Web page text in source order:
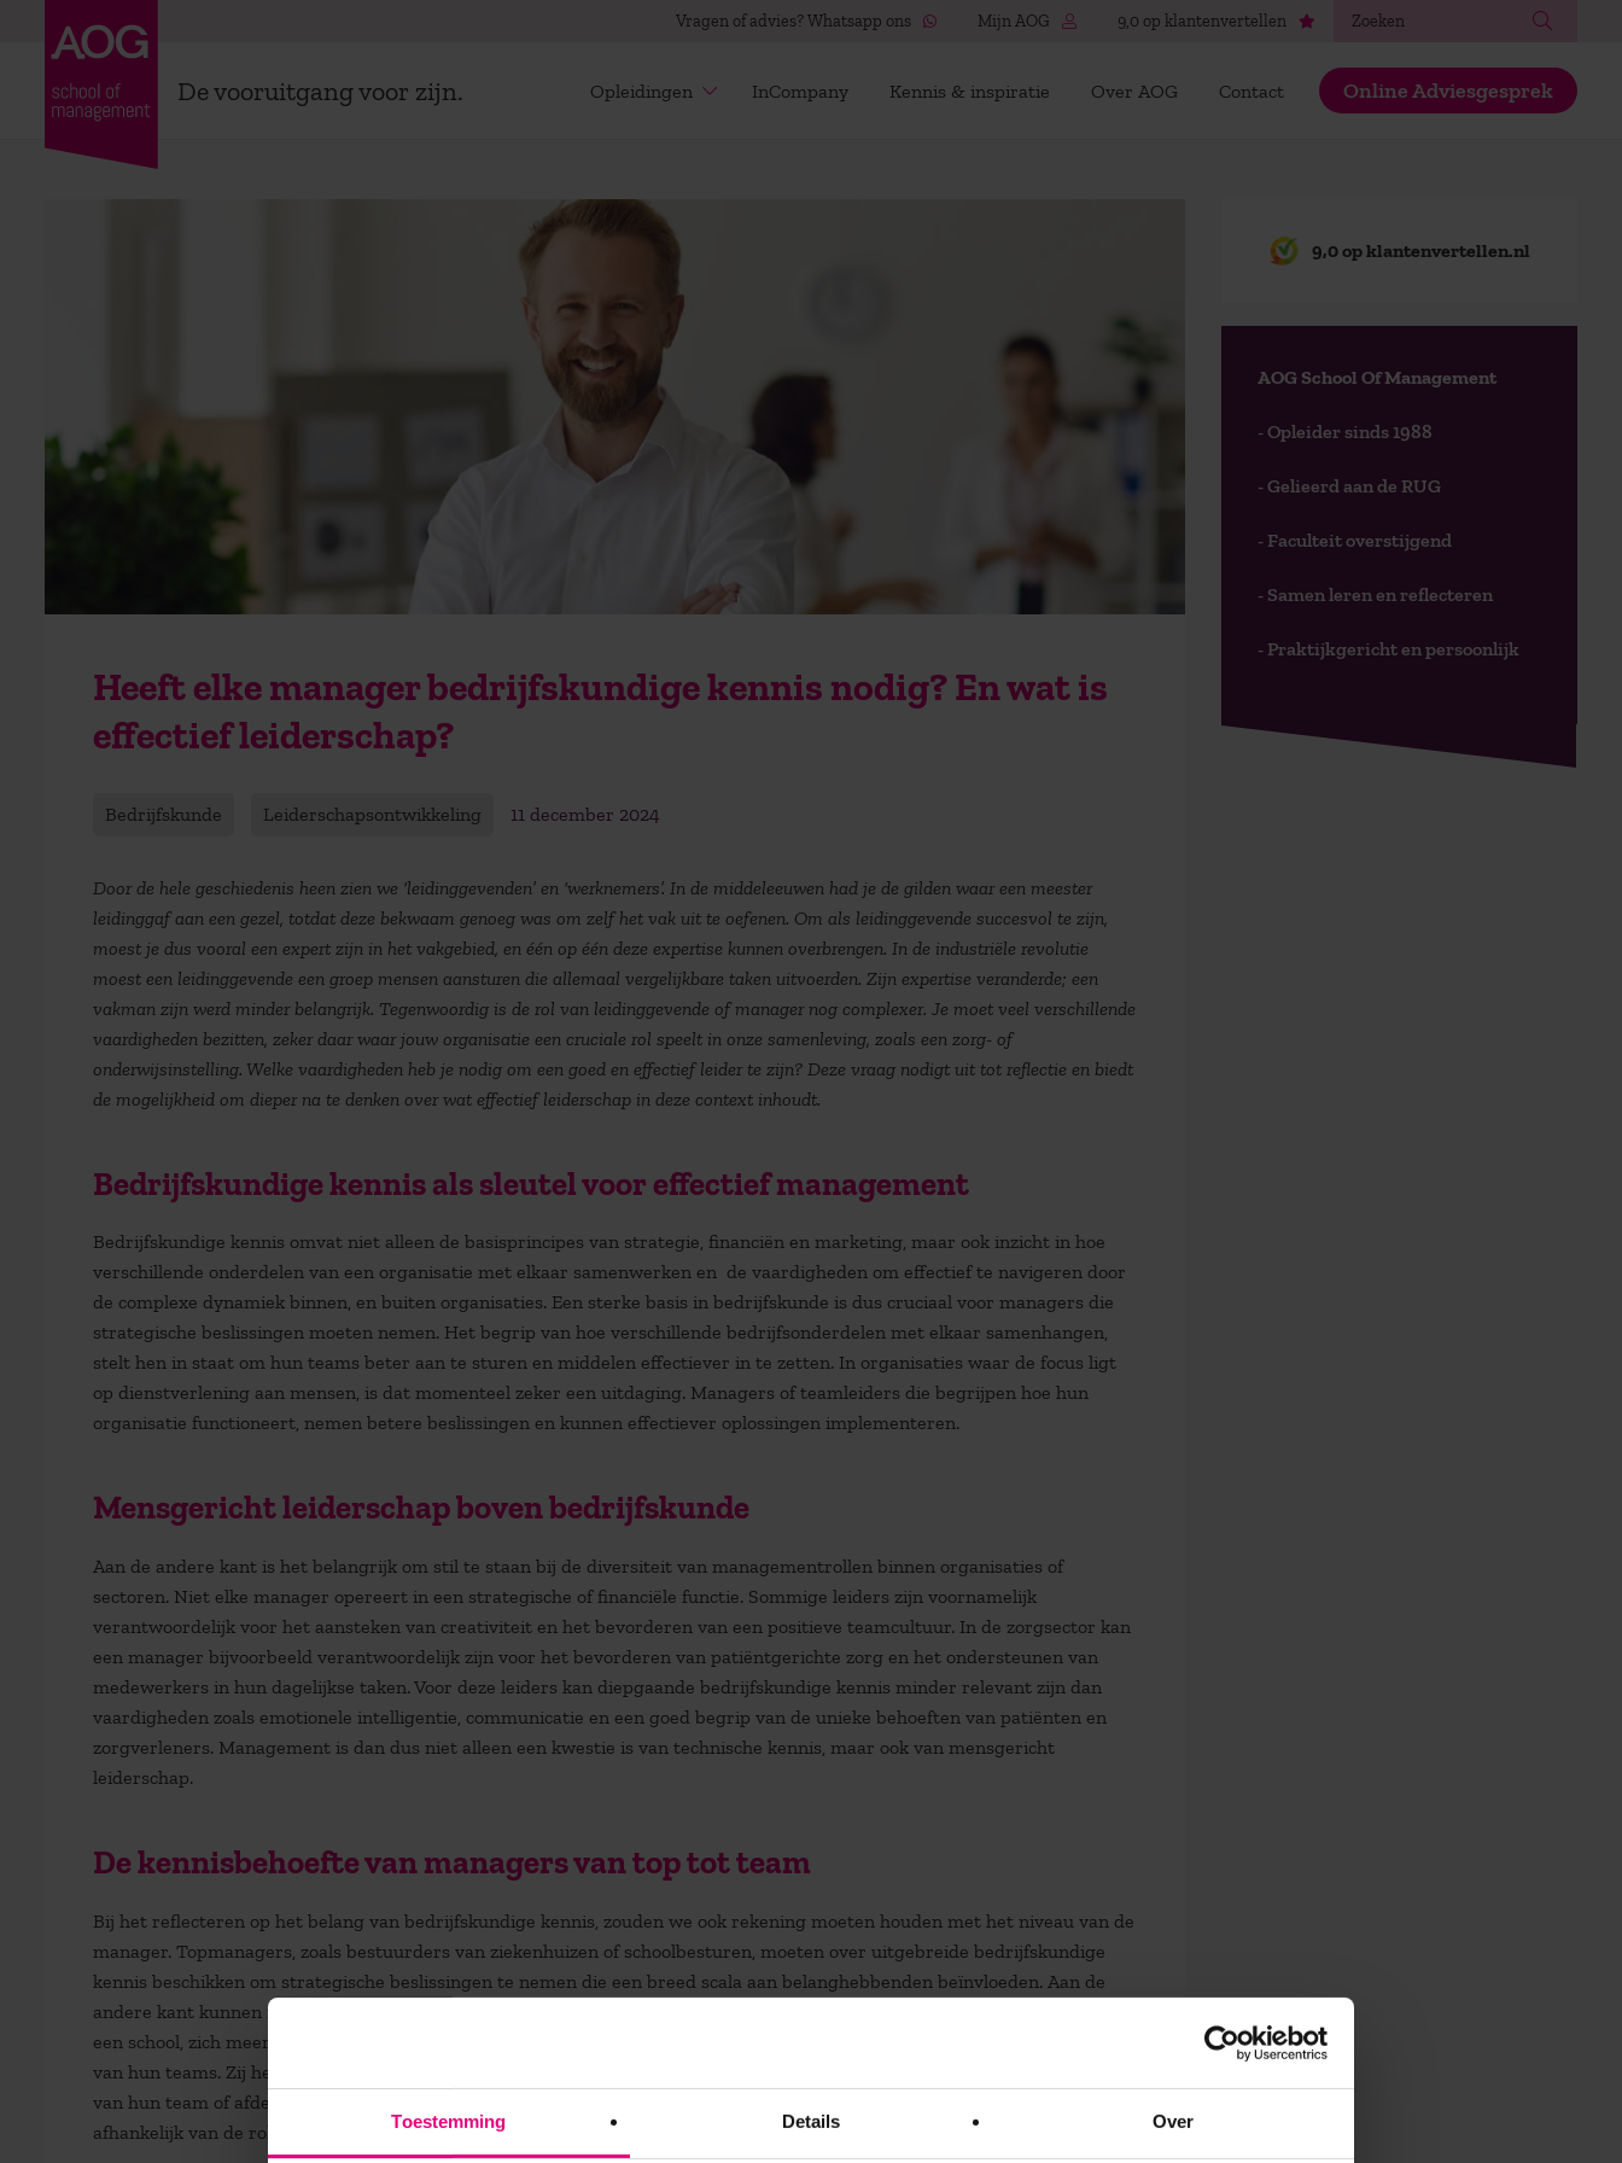
Toestemming Details Over
Vragen of advies? Whatsapp ons Mijn AOG 9,0 op klantenvertellen
De vooruitgang voor zijn. Opleidingen InCompany Kennis & inspiratie Over AOG Contact Online Adviesgesprek
Heeft elke manager bedrijfskundige kennis nodig? En wat is
effectief leiderschap?
Bedrijfskunde Leiderschapsontwikkeling 11 december 2024
Door de hele geschiedenis heen zien we ‘leidinggevenden’ en ‘werknemers’. In de middeleeuwen had je de gilden waar een meester
leidinggaf aan een gezel, totdat deze bekwaam genoeg was om zelf het vak uit te oefenen. Om als leidinggevende succesvol te zijn,
moest je dus vooral een expert zijn in het vakgebied, en één op één deze expertise kunnen overbrengen. In de industriële revolutie
moest een leidinggevende een groep mensen aansturen die allemaal vergelijkbare taken uitvoerden. Zijn expertise veranderde; een
vakman zijn werd minder belangrijk. Tegenwoordig is de rol van leidinggevende of manager nog complexer. Je moet veel verschillende
vaardigheden bezitten, zeker daar waar jouw organisatie een cruciale rol speelt in onze samenleving, zoals een zorg- of
onderwijsinstelling. Welke vaardigheden heb je nodig om een goed en effectief leider te zijn? Deze vraag nodigt uit tot reflectie en biedt
de mogelijkheid om dieper na te denken over wat effectief leiderschap in deze context inhoudt.
Bedrijfskundige kennis als sleutel voor effectief management
Bedrijfskundige kennis omvat niet alleen de basisprincipes van strategie, financiën en marketing, maar ook inzicht in hoe
verschillende onderdelen van een organisatie met elkaar samenwerken en de vaardigheden om effectief te navigeren door
de complexe dynamiek binnen, en buiten organisaties. Een sterke basis in bedrijfskunde is dus cruciaal voor managers die
strategische beslissingen moeten nemen. Het begrip van hoe verschillende bedrijfsonderdelen met elkaar samenhangen,
stelt hen in staat om hun teams beter aan te sturen en middelen effectiever in te zetten. In organisaties waar de focus ligt
op dienstverlening aan mensen, is dat momenteel zeker een uitdaging. Managers of teamleiders die begrijpen hoe hun
organisatie functioneert, nemen betere beslissingen en kunnen effectiever oplossingen implementeren.
Mensgericht leiderschap boven bedrijfskunde
Aan de andere kant is het belangrijk om stil te staan bij de diversiteit van managementrollen binnen organisaties of
sectoren. Niet elke manager opereert in een strategische of financiële functie. Sommige leiders zijn voornamelijk
verantwoordelijk voor het aansteken van creativiteit en het bevorderen van een positieve teamcultuur. In de zorgsector kan
een manager bijvoorbeeld verantwoordelijk zijn voor het bevorderen van patiëntgerichte zorg en het ondersteunen van
medewerkers in hun dagelijkse taken. Voor deze leiders kan diepgaande bedrijfskundige kennis minder relevant zijn dan
vaardigheden zoals emotionele intelligentie, communicatie en een goed begrip van de unieke behoeften van patiënten en
zorgverleners. Management is dan dus niet alleen een kwestie is van technische kennis, maar ook van mensgericht
leiderschap.
De kennisbehoefte van managers van top tot team
Bij het reflecteren op het belang van bedrijfskundige kennis, zouden we ook rekening moeten houden met het niveau van de
manager. Topmanagers, zoals bestuurders van ziekenhuizen of schoolbesturen, moeten over uitgebreide bedrijfskundige
kennis beschikken om strategische beslissingen te nemen die een breed scala aan belanghebbenden beïnvloeden. Aan de
andere kant kunnen managers op andere niveaus, zoals een afdelingshoofd in een zorginstelling of een teamleider binnen
een school, zich meer richten op operationele taken en de dagelijkse werking, waarbij hun focus ligt op het ondersteunen
van hun teams. Zij hebben genoeg aan een basis van bedrijfskundige kennis zodat ze de financiële en strategische besluiten
van hun team of afdeling onderbouwd kunnen nemen. De diepte en breedte van bedrijfskundige kennis kan dus variëren
afhankelijk van de rol en verantwoordelijkheden van de manager.
9,0 op klantenvertellen.nl
AOG School Of Management
- Opleider sinds 1988
- Gelieerd aan de RUG
- Faculteit overstijgend
- Samen leren en reflecteren
- Praktijkgericht en persoonlijk